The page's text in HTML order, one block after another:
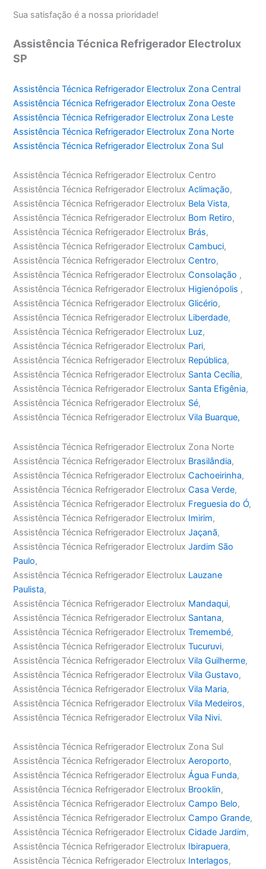
Sua satisfação é a nossa prioridade!
Assistência Técnica Refrigerador Electrolux
SP
Assistência Técnica Refrigerador Electrolux Zona Central
Assistência Técnica Refrigerador Electrolux Zona Oeste
Assistência Técnica Refrigerador Electrolux Zona Leste
Assistência Técnica Refrigerador Electrolux Zona Norte
Assistência Técnica Refrigerador Electrolux Zona Sul
Assistência Técnica Refrigerador Electrolux Centro
Assistência Técnica Refrigerador ElectroluxAclimação,
Assistência Técnica Refrigerador Electrolux Bela Vista,
Assistência Técnica Refrigerador Electrolux Bom Retiro,
Assistência Técnica Refrigerador Electrolux Brás,
Assistência Técnica Refrigerador ElectroluxCambuci,
Assistência Técnica Refrigerador ElectroluxCentro,
Assistência Técnica Refrigerador ElectroluxConsolação ,
Assistência Técnica Refrigerador Electrolux Higienópolis ,
Assistência Técnica Refrigerador ElectroluxGlicério,
Assistência Técnica Refrigerador Electrolux Liberdade,
Assistência Técnica Refrigerador Electrolux Luz,
Assistência Técnica Refrigerador Electrolux Pari,
Assistência Técnica Refrigerador Electrolux República,
Assistência Técnica Refrigerador Electrolux Santa Cecília,
Assistência Técnica Refrigerador Electrolux Santa Efigênia,
Assistência Técnica Refrigerador Electrolux Sé,
Assistência Técnica Refrigerador ElectroluxVila Buarque,
Assistência Técnica Refrigerador Electrolux Zona Norte
Assistência Técnica Refrigerador Electrolux Brasilândia,
Assistência Técnica Refrigerador ElectroluxCachoeirinha,
Assistência Técnica Refrigerador ElectroluxCasa Verde,
Assistência Técnica Refrigerador Electrolux Freguesia do Ó,
Assistência Técnica Refrigerador Electrolux Imirim,
Assistência Técnica Refrigerador ElectroluxJaçanã,
Assistência Técnica Refrigerador ElectroluxJardim São
Paulo,
Assistência Técnica Refrigerador Electrolux Lauzane
Paulista,
Assistência Técnica Refrigerador Electrolux Mandaqui,
Assistência Técnica Refrigerador Electrolux Santana,
Assistência Técnica Refrigerador ElectroluxTremembé,
Assistência Técnica Refrigerador ElectroluxTucuruvi,
Assistência Técnica Refrigerador ElectroluxVila Guilherme,
Assistência Técnica Refrigerador ElectroluxVila Gustavo,
Assistência Técnica Refrigerador ElectroluxVila Maria,
Assistência Técnica Refrigerador ElectroluxVila Medeiros,
Assistência Técnica Refrigerador ElectroluxVila Nivi.
Assistência Técnica Refrigerador Electrolux Zona Sul
Assistência Técnica Refrigerador ElectroluxAeroporto,
Assistência Técnica Refrigerador ElectroluxÁgua Funda,
Assistência Técnica Refrigerador Electrolux Brooklin,
Assistência Técnica Refrigerador ElectroluxCampo Belo,
Assistência Técnica Refrigerador ElectroluxCampo Grande,
Assistência Técnica Refrigerador ElectroluxCidade Jardim,
Assistência Técnica Refrigerador Electrolux Ibirapuera,
Assistência Técnica Refrigerador Electrolux Interlagos,